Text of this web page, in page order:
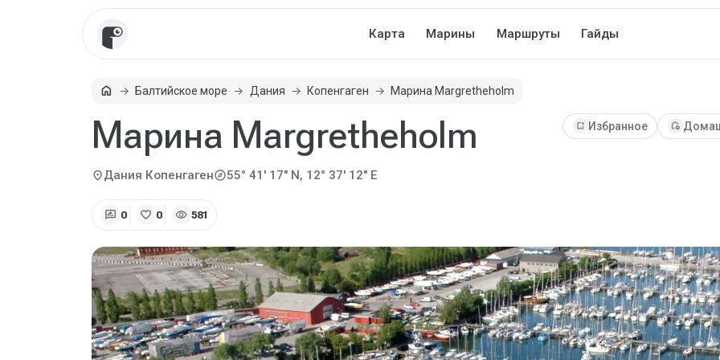
Карта Марины Маршруты Гайды
homeГлавнаяБалтийское море Дания Копенгаген Марина Margretheholm
Марина Margretheholm
location_onДания Копенгагенexplore55° 41' 17" N, 12° 37' 12" E
bookmark_add Избранное add_home
rate_review 0 favorite 0 visibility 581